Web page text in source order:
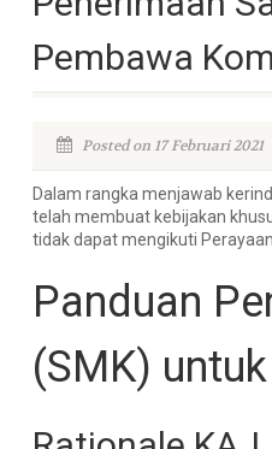
Pembawa
Posted on 17 Februari 2021
Dalam rangka menjawab
telah membuat kebijakan
tidak dapat mengikuti
Panduan
(SMK)